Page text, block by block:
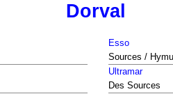
Dorval
Esso
Sources /
Ultramar
Des Sources